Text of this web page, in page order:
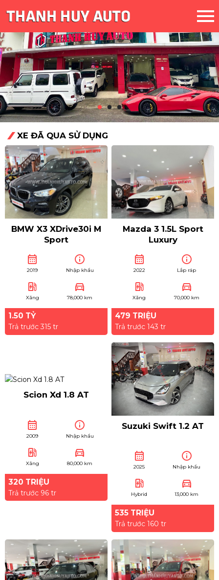
XE ĐÃ QUA SỬ DỤNG
BMW X3 XDrive30i M
Sport
calendar_month
2019
info
Nhập khẩu
ev_station
Xăng
directions_car
78,000 km
1.50 TỶ
Trả trước 315 tr
Mazda 3 1.5L Sport
Luxury
calendar_month
2022
info
Lắp ráp
ev_station
Xăng
directions_car
70,000 km
479 TRIỆU
Trả trước 143 tr
Scion Xd 1.8 AT
calendar_month
2009
info
Nhập khẩu
ev_station
Xăng
directions_car
80,000 km
320 TRIỆU
Trả trước 96 tr
Suzuki Swift 1.2 AT
calendar_month
2025
info
Nhập khẩu
ev_station
Hybrid
directions_car
13,000 km
535 TRIỆU
Trả trước 160 tr